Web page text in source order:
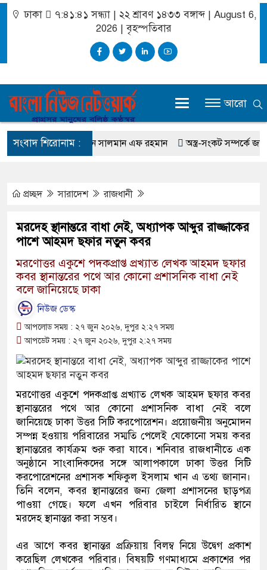
ঢাকা ৭:৪১:৪২ সন্ধ্যা| ২২ শ্রাবণ ১৪৩৩ বঙ্গাব্দ | August 6,
2026 |বৃহস্পতিবার
আরো
সংবাদ শিরোনাম :
মিস করেছিলেন সালমান এফ রহমান অস্ত্র-সংকট সম্পর্কে জানতেন
প্রচ্ছদ সারাদেশ রাজধানী
মরদেহ স্থানান্তরে বাধা নেই, অধ্যাপক আব্দুর রাজ্জাকের
পাশে আহমদ ছফার নতুন কবর
মরণোত্তর একুশে পদকপ্রাপ্ত প্রখ্যাত লেখক আহমদ ছফার
কবর স্থানান্তরের পথে আর কোনো প্রশাসনিক বাধা নেই
বলে জানিয়েছে ঢাকা
নিউজ ডেস্ক
আপলোড সময় : ২৭ জুন ২০২৬, দুপুর ২:২৭ সময়
আপডেট সময় : ২৭ জুন ২০২৬, দুপুর ২:২৭ সময়
মরণোত্তর একুশে পদকপ্রাপ্ত প্রখ্যাত লেখক আহমদ ছফার কবর
স্থানান্তরের পথে আর কোনো প্রশাসনিক বাধা নেই বলে
জানিয়েছে ঢাকা উত্তর সিটি করপোরেশন। প্রয়োজনীয় অনুমোদন
সম্পন্ন হওয়ায় পরিবারের সম্মতি পেলেই যেকোনো সময় কবর
স্থানান্তরের কার্যক্রম শুরু করা যাবে। শনিবার রাজধানীতে এক
অনুষ্ঠানে সাংবাদিকদের সঙ্গে আলাপকালে ঢাকা উত্তর সিটি
করপোরেশনের প্রশাসক শফিকুল ইসলাম খান এ তথ্য জানান।
তিনি বলেন, কবর স্থানান্তরের জন্য জেলা প্রশাসনের ছাড়পত্র
পাওয়া গেছে। ফলে এখন পরিবার চাইলে নির্ধারিত স্থানে
মরদেহ স্থানান্তর করা সম্ভব।
এর আগে কবর স্থানান্তর প্রক্রিয়ায় বিলম্ব নিয়ে উদ্বেগ প্রকাশ
করেছিল লেখকের পরিবার। বিষয়টি গণমাধ্যমে প্রকাশের পর